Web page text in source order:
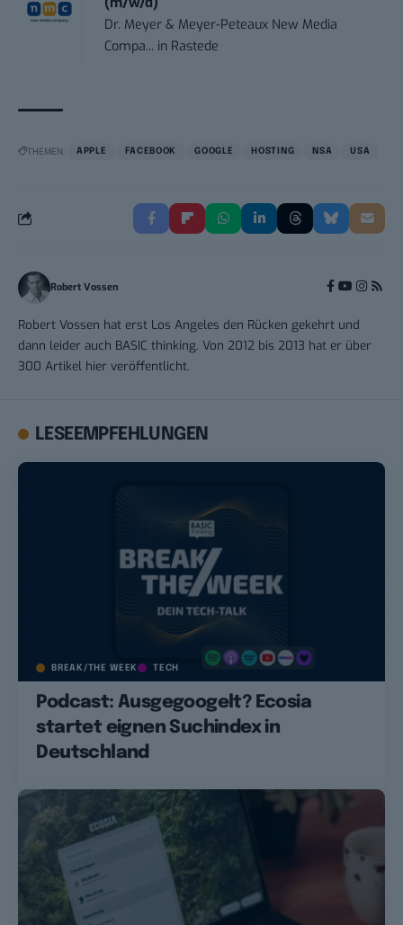
Dr. Meyer & Meyer-Peteaux New Media
Compa... in Rastede
THEMEN: APPLE FACEBOOK GOOGLE HOSTING NSA USA
Robert Vossen
Robert Vossen hat erst Los Angeles den Rücken gekehrt und
dann leider auch BASIC thinking. Von 2012 bis 2013 hat er über
300 Artikel hier veröffentlicht.
LESEEMPFEHLUNGEN
BREAK/THE WEEK TECH
Podcast: Ausgegoogelt? Ecosia
startet eignen Suchindex in
Deutschland